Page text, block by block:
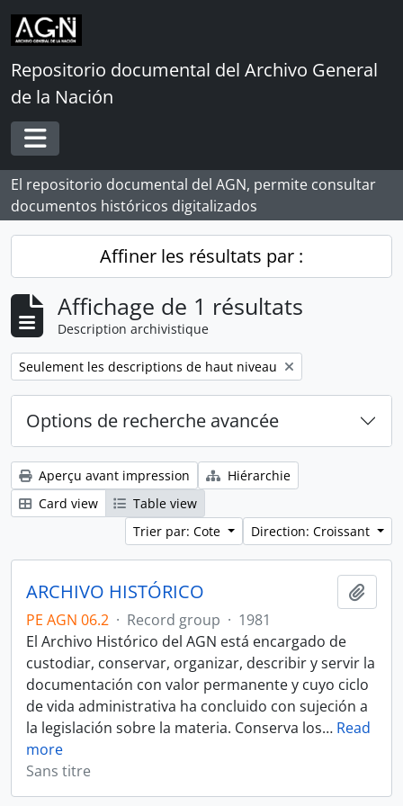
Skip to main content
Repositorio documental del Archivo General
de la Nación
Toggle navigation
El repositorio documental del AGN, permite consultar
documentos históricos digitalizados
Affiner les résultats par :
Affichage de 1 résultats
Description archivistique
Remove filter:
Seulement les descriptions de haut niveau
Options de recherche avancée
Aperçu avant impression
Hiérarchie
Card view
Table view
Trier par: Cote
Direction: Croissant
ARCHIVO HISTÓRICO
PE AGN 06.2 · Record group · 1981
El Archivo Histórico del AGN está encargado de
custodiar, conservar, organizar, describir y servir la
documentación con valor permanente y cuyo ciclo
de vida administrativa ha concluido con sujeción a
la legislación sobre la materia. Conserva los… Read
more
Sans titre